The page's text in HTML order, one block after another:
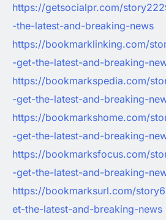
https://getsocialpr.com/
-the-latest-and-breaking-news
https://bookmarklinking.com/
-get-the-latest-and-breaking-
https://bookmarkspedia.com/
-get-the-latest-and-breaking-
https://bookmarkshome.com/
-get-the-latest-and-breaking-
https://bookmarksfocus.com/
-get-the-latest-and-breaking-
https://bookmarksurl.com/
et-the-latest-and-breaking-news